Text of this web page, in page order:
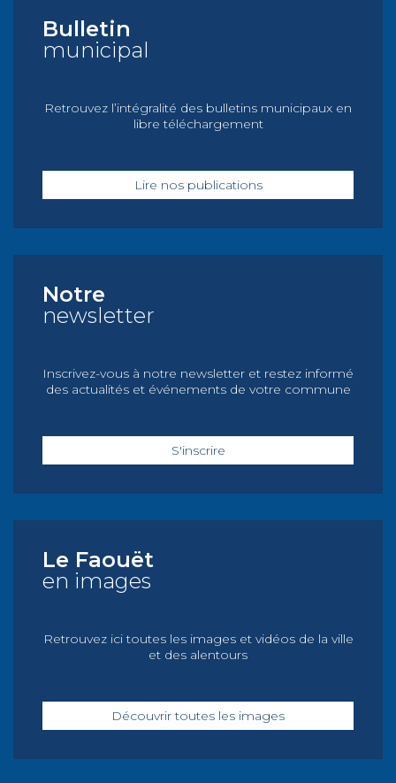
Bulletin
municipal
Retrouvez l’intégralité des bulletins municipaux en
libre téléchargement
Lire nos publications
Notre
newsletter
Inscrivez-vous à notre newsletter et restez informé
des actualités et événements de votre commune
S'inscrire
Le Faouët
en images
Retrouvez ici toutes les images et vidéos de la ville
et des alentours
Découvrir toutes les images